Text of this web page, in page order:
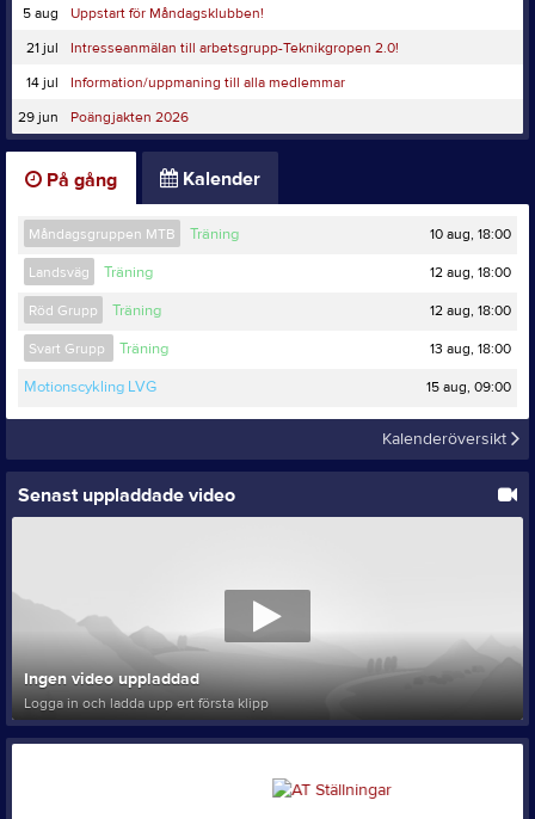
5 aug
Uppstart för Måndagsklubben!
21 jul
Intresseanmälan till arbetsgrupp-Teknikgropen 2.0!
14 jul
Information/uppmaning till alla medlemmar
29 jun
Poängjakten 2026
På gång Kalender
Måndagsgruppen MTB Träning 10 aug, 18:00
Landsväg Träning 12 aug, 18:00
Röd Grupp Träning 12 aug, 18:00
Svart Grupp Träning 13 aug, 18:00
Motionscykling LVG 15 aug, 09:00
Kalenderöversikt
Senast uppladdade video
Ingen video uppladdad
Logga in och ladda upp ert första klipp